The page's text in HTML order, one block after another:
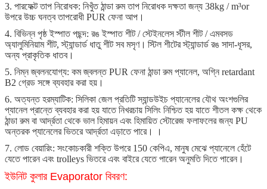
3. পারফেক্ট তাপ নিরোধক: নিখুঁত ঠান্ডা রুম তাপ নিরোধক দক্ষতা জন্য 38kg / m³or
উপরে উচ্চ ঘনত্ব তাপরোধী PUR ফেনা আপ।
4. বিভিন্ন পৃষ্ঠ ইস্পাত পছন্দ: রঙ ইস্পাত শীট / স্টেইনলেস স্টীল শীট / এমবসড
অ্যালুমিনিয়াম শীট, স্ট্যান্ডার্ড ধাতু শীট সব মসৃণ। স্টিল শীটের স্ট্যান্ডার্ড রঙ সাদা-ধূসর,
অন্য প্রাকৃতিক ধাতব।
5. নিম্ন জ্বলনযোগ্য: কম জ্বলন্ত PUR ফেনা ঠান্ডা রুম প্যানেল, অগ্নি retardant
B2 গ্রেড সঙ্গে ব্যবহার করা হয়।
6. অত্যন্ত হরম্যাটিক: সিলিকা জেল প্রতিটি স্যান্ডউইচ প্যানেলের যৌথ অংশগুলির
প্যানেল প্রান্তে ব্যবহার করা হয় যাতে নিখরচায় সিলিং নিশ্চিত হয় যাতে শীতল কক্ষ থেকে
ঠান্ডা রুম বা আর্দ্রতা থেকে ভাল হিমায়ন এবং হিমায়িত স্টোরেজ ফলাফলের জন্য PU
অন্তরক প্যানেলের ভিতরে আর্দ্রতা এড়াতে পারে। ।
7. লোড বেয়ারিং: সংকোচকারী শক্তি উপরে 150 কেপিএ, মানুষ মেঝে প্যানেলে হেঁটে
যেতে পারেন এবং trolleys ভিতরে এবং বাইরে যেতে পারেন অনুমতি দিতে পারেন।
ইউনিট কুলার Evaporator বিবরণ: